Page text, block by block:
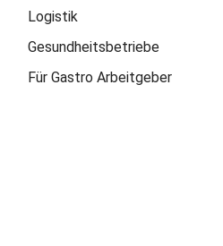
Logistik
Gesundheitsbetriebe
Für Gastro Arbeitgeber